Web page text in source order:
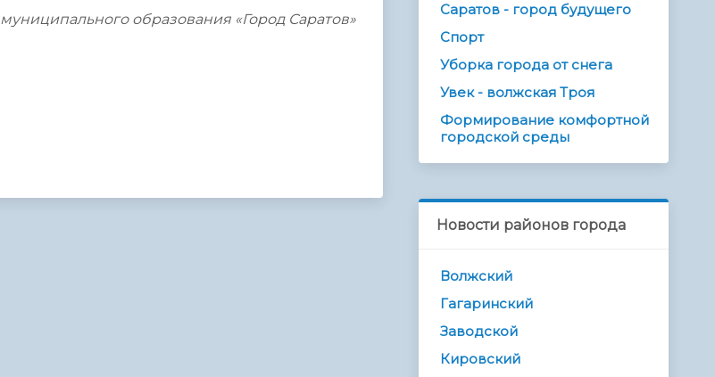
муниципального образования «Город Саратов»
Саратов - город будущего
Спорт
Уборка города от снега
Увек - волжская Троя
Формирование комфортной
городской среды
Новости районов города
Волжский
Гагаринский
Заводской
Кировский